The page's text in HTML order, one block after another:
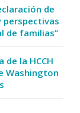
de
perspectivas
de familias”
de la HCCH
Washington